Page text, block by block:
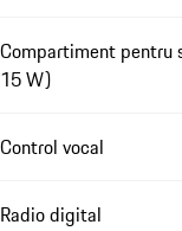
Compartiment pentru
15 W)
Control vocal
Radio digital